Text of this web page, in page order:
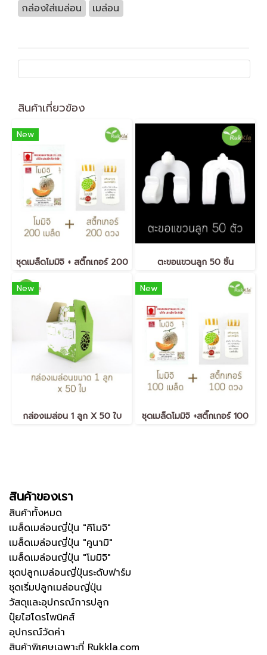
กล่องใส่เมล่อน เมล่อน
สินค้าเกี่ยวข้อง
New
ชุดเมล็ดโมมิจิ + สติ๊กเกอร์ 200 ตะขอแขวนลูก 50 ชิ้น
New
กล่องเมล่อน 1 ลูก X 50 ใบ
New
ชุดเมล็ดโมมิจิ +สติ๊กเกอร์ 100
สินค้าของเรา
สินค้าทั้งหมด
เมล็ดเมล่อนญี่ปุ่น "คิโมจิ"
เมล็ดเมล่อนญี่ปุ่น "คูนามิ"
เมล็ดเมล่อนญี่ปุ่น "โมมิจิ"
ชุดปลูกเมล่อนญี่ปุ่นระดับฟาร์ม
ชุดเริ่มปลูกเมล่อนญี่ปุ่น
วัสดุและอุปกรณ์การปลูก
ปุ๋ยไฮโดรโพนิคส์
อุปกรณ์วัดค่า
สินค้าพิเศษเฉพาะที่ Rukkla.com